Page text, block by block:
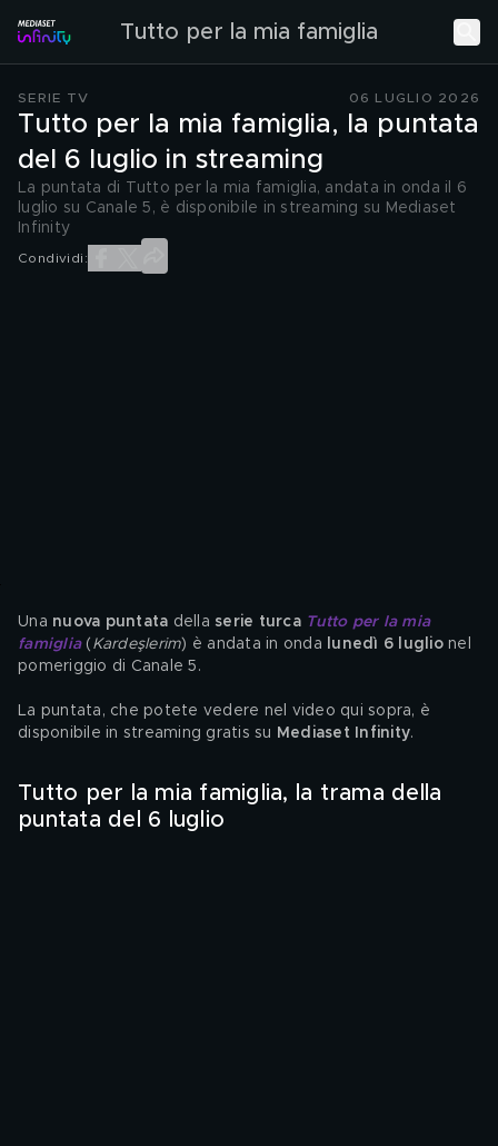
Tutto per la mia famiglia
SERIE TV 06 LUGLIO 2026
Tutto per la mia famiglia, la puntata
del 6 luglio in streaming
La puntata di Tutto per la mia famiglia, andata in onda il 6
luglio su Canale 5, è disponibile in streaming su Mediaset
Infinity
Condividi:
Una nuova puntata della serie turca Tutto per la mia
famiglia ( Kardeşlerim) è andata in onda lunedì 6 luglio nel
pomeriggio di Canale 5.
La puntata, che potete vedere nel video qui sopra, è
disponibile in streaming gratis su Mediaset Infinity.
Tutto per la mia famiglia, la trama della
puntata del 6 luglio